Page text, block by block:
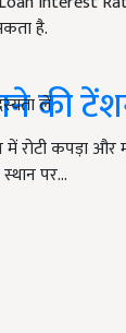
लें
है.
की
रोटी कपड़ा और
पर…